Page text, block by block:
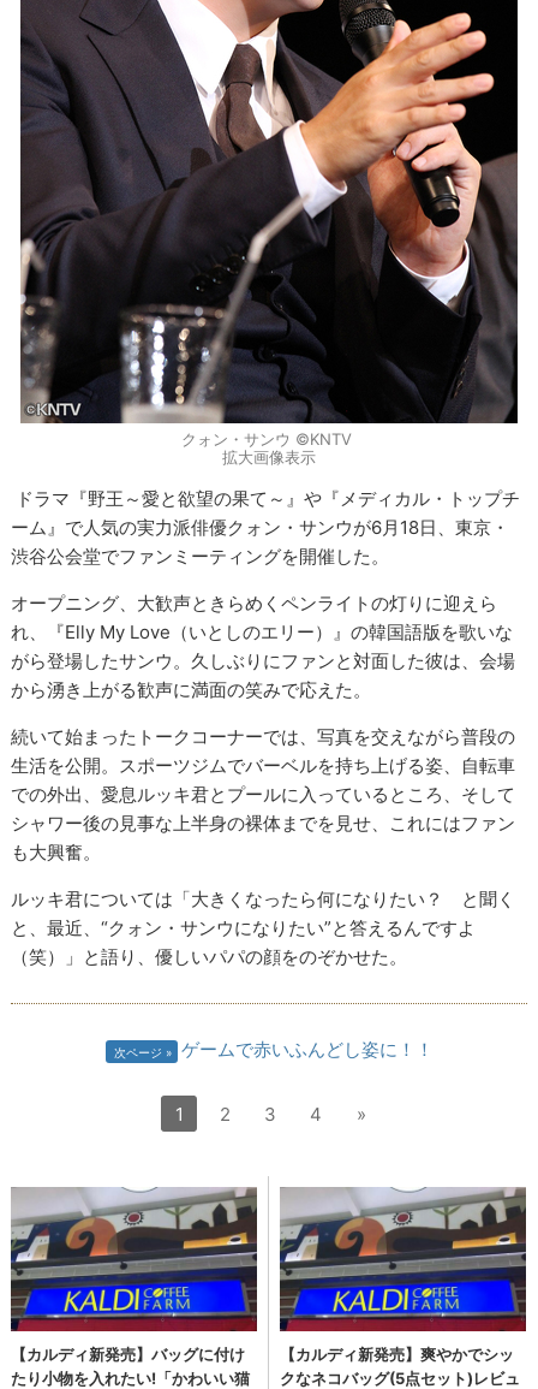
クォン・サンウ ©KNTV
拡大画像表示
ドラマ『野王～愛と欲望の果て～』や『メディカル・トップチ
ーム』で人気の実力派俳優クォン・サンウが6月18日、東京・
渋谷公会堂でファンミーティングを開催した。
オープニング、大歓声ときらめくペンライトの灯りに迎えら
れ、『Elly My Love（いとしのエリー）』の韓国語版を歌いな
がら登場したサンウ。久しぶりにファンと対面した彼は、会場
から湧き上がる歓声に満面の笑みで応えた。
続いて始まったトークコーナーでは、写真を交えながら普段の
生活を公開。スポーツジムでバーベルを持ち上げる姿、自転車
での外出、愛息ルッキ君とプールに入っているところ、そして
シャワー後の見事な上半身の裸体までを見せ、これにはファン
も大興奮。
ルッキ君については「大きくなったら何になりたい？ と聞く
と、最近、“クォン・サンウになりたい”と答えるんですよ
（笑）」と語り、優しいパパの顔をのぞかせた。
次ページ ゲームで赤いふんどし姿に！！
1 2 3 4 »